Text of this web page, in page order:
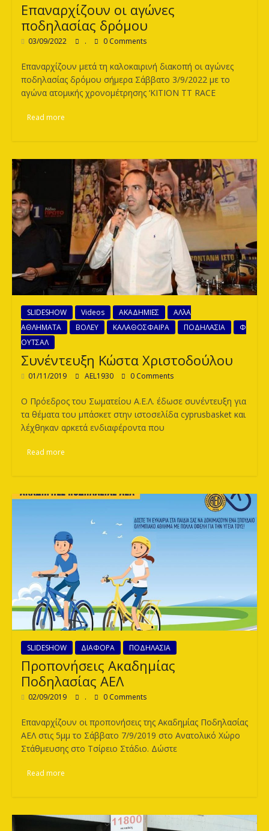
Επαναρχίζουν οι αγώνες
ποδηλασίας δρόμου
03/09/2022 . 0 Comments
Επαναρχίζουν μετά τη καλοκαιρινή διακοπή οι αγώνες
ποδηλασίας δρόμου σήμερα Σάββατο 3/9/2022 με το
αγώνα ατομικής χρονομέτρησης ‘KITION TT RACE
Read more
SLIDESHOW Videos ΑΚΑΔΗΜΙΕΣ
ΑΛλΑ
ΑΘΛΗΜΑΤΑ
ΒΟΛΕΥ ΚΑΛΑΘΟΣΦΑΙΡΑ ΠΟΔΗΛΑΣΙΑ
Φ
ΟΥΤΣΑΛ
Συνέντευξη Κώστα Χριστοδούλου
01/11/2019 AEL1930 0 Comments
Ο Πρόεδρος του Σωματείου Α.Ε.Λ. έδωσε συνέντευξη για
τα θέματα του μπάσκετ στην ιστοσελίδα cyprusbasket και
λέχθηκαν αρκετά ενδιαφέροντα που
Read more
SLIDESHOW ΔΙΑΦΟΡΑ ΠΟΔΗΛΑΣΙΑ
Προπονήσεις Ακαδημίας
Ποδηλασίας ΑΕΛ
02/09/2019 . 0 Comments
Επαναρχίζουν οι προπονήσεις της Ακαδημίας Ποδηλασίας
ΑΕΛ στις 5μμ το Σάββατο 7/9/2019 στο Ανατολικό Χώρο
Στάθμευσης στο Τσίρειο Στάδιο. Δώστε
Read more